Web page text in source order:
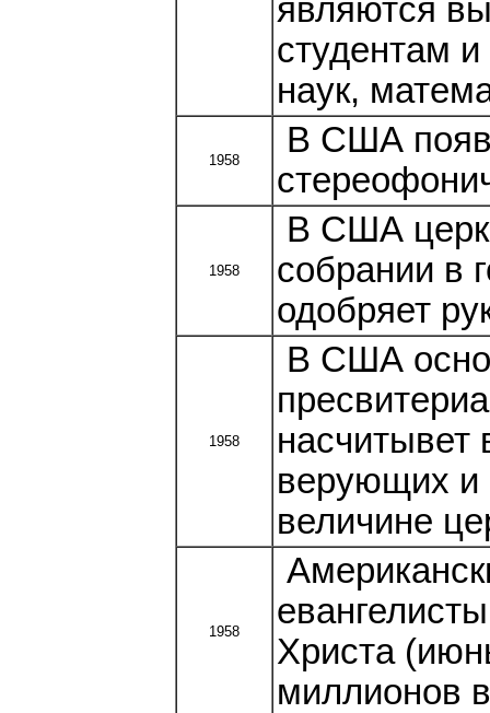
являются
студентам
наук,
1958
В США
1958
В США
собрании в
одобряет
1958
В США
насчитывет
верующих и
величине
1958
Христа
миллионов